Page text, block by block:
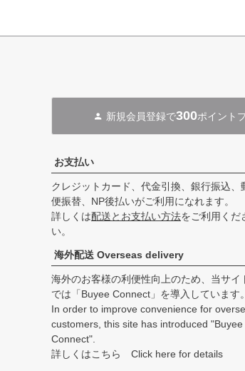
新規会員登録で300ポイント
お支払い
クレジットカード、代金引換、銀行振込、
便振替、NP後払いがご利用になれます。
詳しくは配送とお支払い方法をご利用くだ
い。
海外配送 Overseas delivery
海外のお客様の利便性向上のため、当サイ
では「Buyee Connect」を導入しています。
In order to improve convenience for
customers, this site has introduced "Buyee
Connect".
詳しくはこちら Click here for details